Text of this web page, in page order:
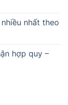
nhất theo
hợp quy –